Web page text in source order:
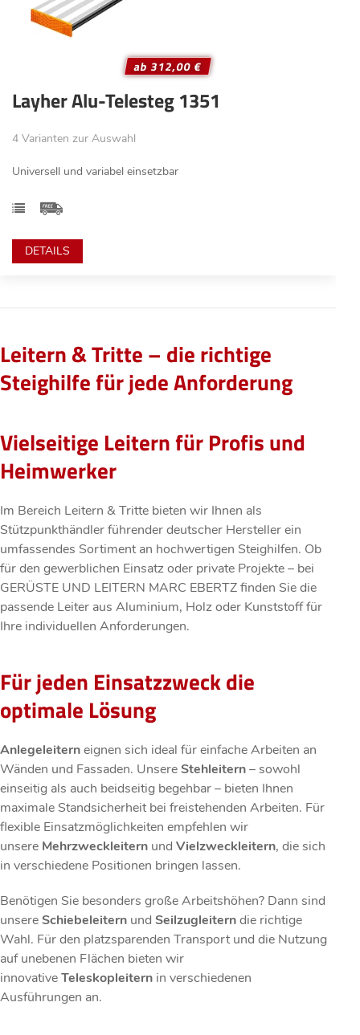
ab 312,00 €
Layher Alu-Telesteg 1351
4 Varianten zur Auswahl
Universell und variabel einsetzbar
DETAILS
Leitern & Tritte – die richtige
Steighilfe für jede Anforderung
Vielseitige Leitern für Profis und
Heimwerker
Im Bereich Leitern & Tritte bieten wir Ihnen als
Stützpunkthändler führender deutscher Hersteller ein
umfassendes Sortiment an hochwertigen Steighilfen. Ob
für den gewerblichen Einsatz oder private Projekte – bei
GERÜSTE UND LEITERN MARC EBERTZ finden Sie die
passende Leiter aus Aluminium, Holz oder Kunststoff für
Ihre individuellen Anforderungen.
Für jeden Einsatzzweck die
optimale Lösung
Anlegeleiterneignen sich ideal für einfache Arbeiten an
Wänden und Fassaden. UnsereStehleitern– sowohl
einseitig als auch beidseitig begehbar – bieten Ihnen
maximale Standsicherheit bei freistehenden Arbeiten. Für
flexible Einsatzmöglichkeiten empfehlen wir
unsere Mehrzweckleitern und Vielzweckleitern, die sich
in verschiedene Positionen bringen lassen.
Benötigen Sie besonders große Arbeitshöhen? Dann sind
unsereSchiebeleitern und Seilzugleiterndie richtige
Wahl. Für den platzsparenden Transport und die Nutzung
auf unebenen Flächen bieten wir
innovativeTeleskopleitern in verschiedenen
Ausführungen an.